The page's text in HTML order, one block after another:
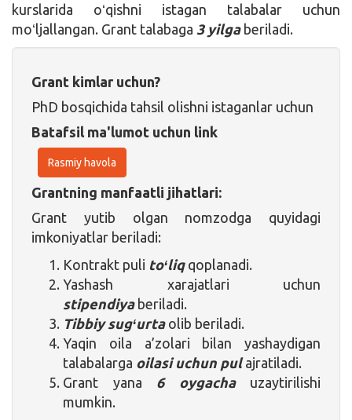
kurslarida oʻqishni istagan talabalar uchun
moʻljallangan. Grant talabaga 3 yilgaberiladi.
Grant kimlar uchun?
PhD bosqichida tahsil olishni istaganlar uchun
Batafsil ma'lumot uchun link
Rasmiy havola
Grantning manfaatli jihatlari:
Grant yutib olgan nomzodga quyidagi
imkoniyatlar beriladi:
Kontrakt puli toʻliq qoplanadi.
Yashash xarajatlari uchun
stipendiya beriladi.
Tibbiy sugʻurtaolib beriladi.
Yaqin oila a’zolari bilan yashaydigan
talabalarga oilasi uchun pulajratiladi.
Grant yana 6 oygachauzaytirilishi
mumkin.